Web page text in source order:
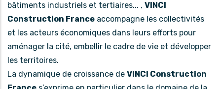
bâtiments industriels et tertiaires... , VINCI
Construction France accompagne les collectivités
et les acteurs économiques dans leurs efforts pour
aménager la cité, embellir le cadre de vie et développer
les territoires.
La dynamique de croissance de VINCI Construction